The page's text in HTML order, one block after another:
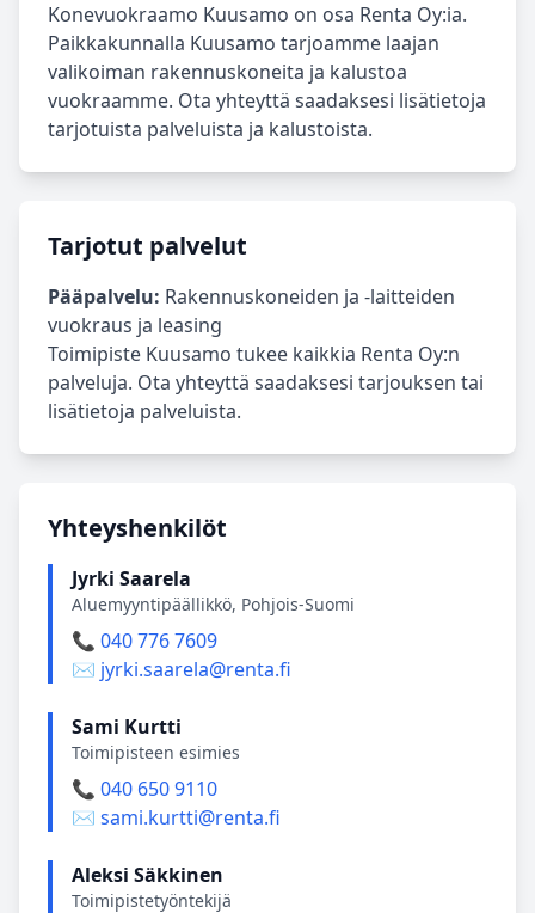
Konevuokraamo Kuusamo on osa Renta Oy:ia.
Paikkakunnalla Kuusamo tarjoamme laajan
valikoiman rakennuskoneita ja kalustoa
vuokraamme. Ota yhteyttä saadaksesi lisätietoja
tarjotuista palveluista ja kalustoista.
Tarjotut palvelut
Pääpalvelu: Rakennuskoneiden ja -laitteiden
vuokraus ja leasing
Toimipiste Kuusamo tukee kaikkia Renta Oy:n
palveluja. Ota yhteyttä saadaksesi tarjouksen tai
lisätietoja palveluista.
Yhteyshenkilöt
Jyrki Saarela
Aluemyyntipäällikkö, Pohjois-Suomi
📞 040 776 7609
✉️ jyrki.saarela@renta.fi
Sami Kurtti
Toimipisteen esimies
📞 040 650 9110
✉️ sami.kurtti@renta.fi
Aleksi Säkkinen
Toimipistetyöntekijä